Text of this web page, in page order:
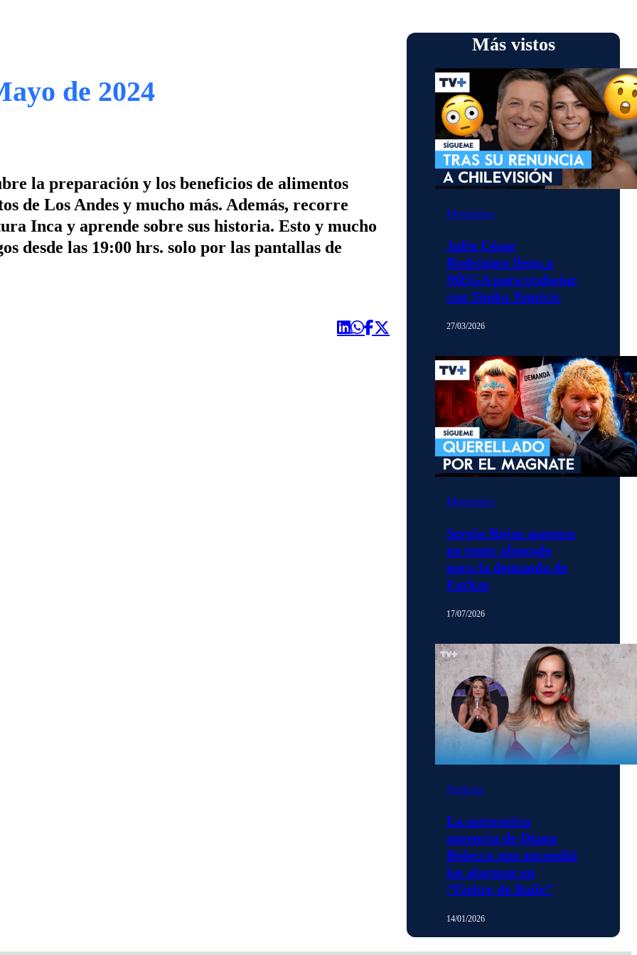
de 2024
la preparación y los beneficios de alimentos
de Los Andes y mucho más. Además, recorre
Inca y aprende sobre sus historia. Esto y mucho
desde las 19:00 hrs. solo por las pantallas de
Más vistos
Momentos
Julio César
Rodríguez llega a
MEGA para trabajar
con Tonka Tomicic
27/03/2026
Momentos
Sergio Rojas asegura
no tener abogado
para la demanda de
Farkas
17/07/2026
Noticias
La sorpresiva
ausencia de Diana
Bolocco que encendió
las alarmas en
“Fiebre de Baile”
14/01/2026